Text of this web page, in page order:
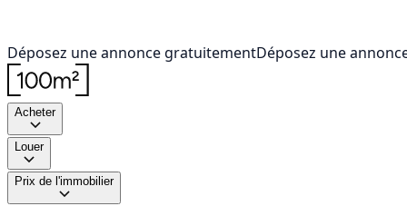
Déposez une annonce gratuitementDéposez une
Acheter
Louer
Prix de l'immobilier